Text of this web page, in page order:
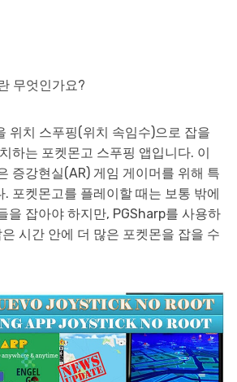
무엇인가요?
위치 스푸핑(위치 속임수)으로 잡을
하는 포켓몬고 스푸핑 앱입니다. 이
증강현실(AR) 게임 게이머를 위해 특
. 포켓몬고를 플레이할 때는 보통 밖에
을 잡아야 하지만, PGSharp를 사용하
시간 안에 더 많은 포켓몬을 잡을 수